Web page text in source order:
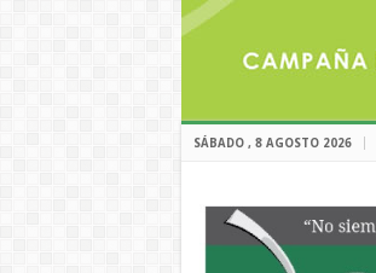
SÁBADO , 8 AGOSTO 2026